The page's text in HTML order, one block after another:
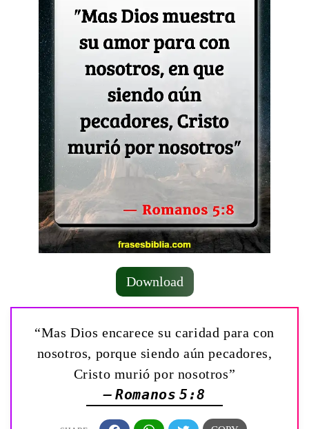
Download
“Mas Dios encarece su caridad para con
nosotros, porque siendo aún pecadores,
Cristo murió por nosotros”
— Romanos 5:8